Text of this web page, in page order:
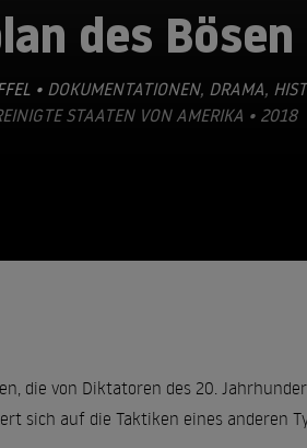
des Bösen
• DOKUMENTATIONEN, DRAMA,
STAATEN VON AMERIKA • 2018
die von Diktatoren des 20.
sich auf die Taktiken eines anderen